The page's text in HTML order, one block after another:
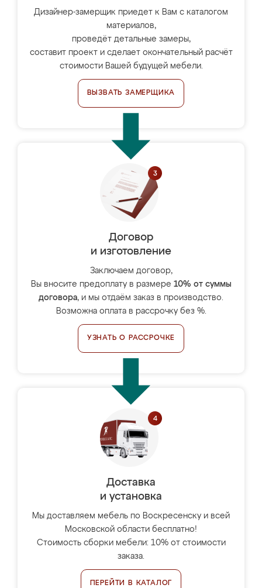
Дизайнер-замерщик приедет к Вам с каталогом
материалов,
проведёт детальные замеры,
составит проект и сделает окончательный расчёт
стоимости Вашей будущей мебели.
ВЫЗВАТЬ ЗАМЕРЩИКА
Договор
и изготовление
Заключаем договор,
Вы вносите предоплату в размере 10% от суммы
договора, и мы отдаём заказ в производство.
Возможна оплата в рассрочку без %.
УЗНАТЬ О РАССРОЧКЕ
Доставка
и установка
Мы доставляем мебель по Воскресенску и всей
Московской области бесплатно!
Стоимость сборки мебели: 10% от стоимости
заказа.
ПЕРЕЙТИ В КАТАЛОГ